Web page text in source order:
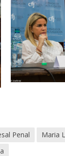
Penal Maria